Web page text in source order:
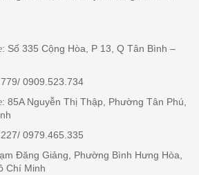
: Số 335 Cộng Hòa, P 13, Q Tân Bình –
0909.523.734
: 85A Nguyễn Thị Thập, Phường Tân Phú,
0979.465.335
Đăng Giảng, Phường Bình Hưng Hòa,
Chí Minh